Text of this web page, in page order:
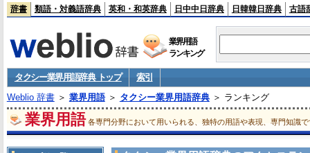
辞書 類語・対義語辞典 英和・和英辞典 日中中日辞典 日韓韓日辞典 古語
業界用語
ランキング
タクシー業界用語辞典 トップ
索引
Weblio 辞書＞ 業界用語＞ タクシー業界用語辞典＞ ランキング
業界用語 各専門分野において用いられる、独特の用語や表現、専門知識で